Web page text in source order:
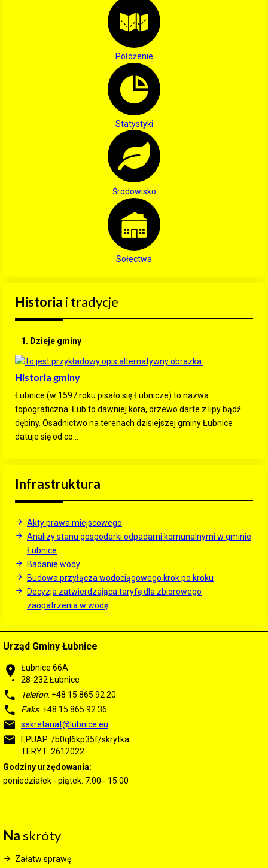
Położenie
Statystyki
Środowisko
Sołectwa
Historia i tradycje
Dzieje gminy
Historia gminy
Łubnice (w 1597 roku pisało się Łubnicze) to nazwa
topograficzna. Łub to dawniej kora, drzewo darte z lipy bądź
dębiny. Osadnictwo na terenach dzisiejszej gminy Łubnice
datuje się od co...
Infrastruktura
Akty prawa miejscowego
Analizy stanu gospodarki odpadami komunalnymi w gminie
Łubnice
Badanie wody
Budowa przyłącza wodociągowego krok po kroku
Decyzja zatwierdzająca taryfę dla zbiorowego
zaopatrzenia w wodę
Urząd Gminy Łubnice
Łubnice 66A
28-232 Łubnice
Telefon: +48 15 865 92 20
Faks: +48 15 865 92 36
sekretariat@lubnice.eu
EPUAP: /b0ql6kp35f/skrytka
TERYT: 2612022
Godziny urzędowania:
poniedziałek - piątek: 7:00 - 15:00
Naskróty
Załatw sprawę